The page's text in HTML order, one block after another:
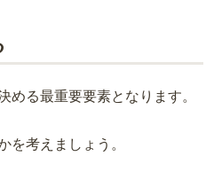
める最重要要素となります。
を考えましょう。